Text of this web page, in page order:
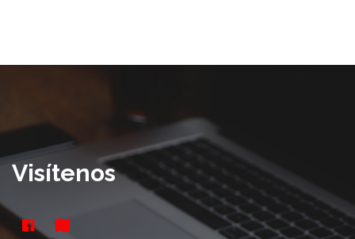
Visítenos